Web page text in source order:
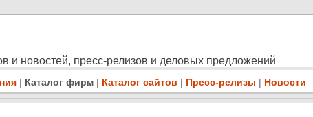
и новостей, пресс-релизов и деловых предложений
| Каталог фирм | Каталог сайтов | Пресс-релизы | Новости